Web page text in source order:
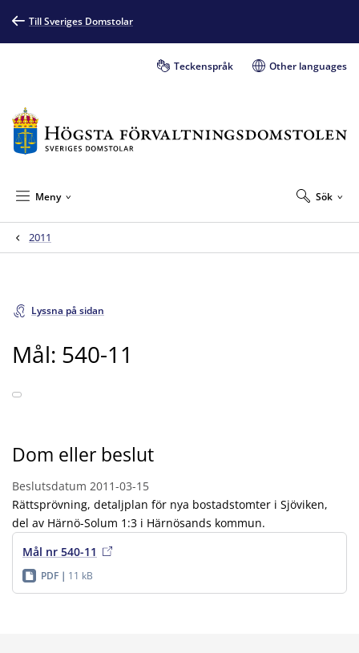
Till Sveriges Domstolar
Teckenspråk Other languages
Sök
Meny
2011
Lyssna på sidan
Mål: 540-11
Dom eller beslut
Beslutsdatum 2011-03-15
Rättsprövning, detaljplan för nya bostadstomter i Sjöviken,
del av Härnö-Solum 1:3 i Härnösands kommun.
Mål nr 540-11
PDF 11 kB